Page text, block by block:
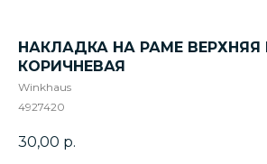
НАКЛАДКА НА РАМЕ ВЕРХНЯЯ
КОРИЧНЕВАЯ
Winkhaus
4927420
30,00 р.